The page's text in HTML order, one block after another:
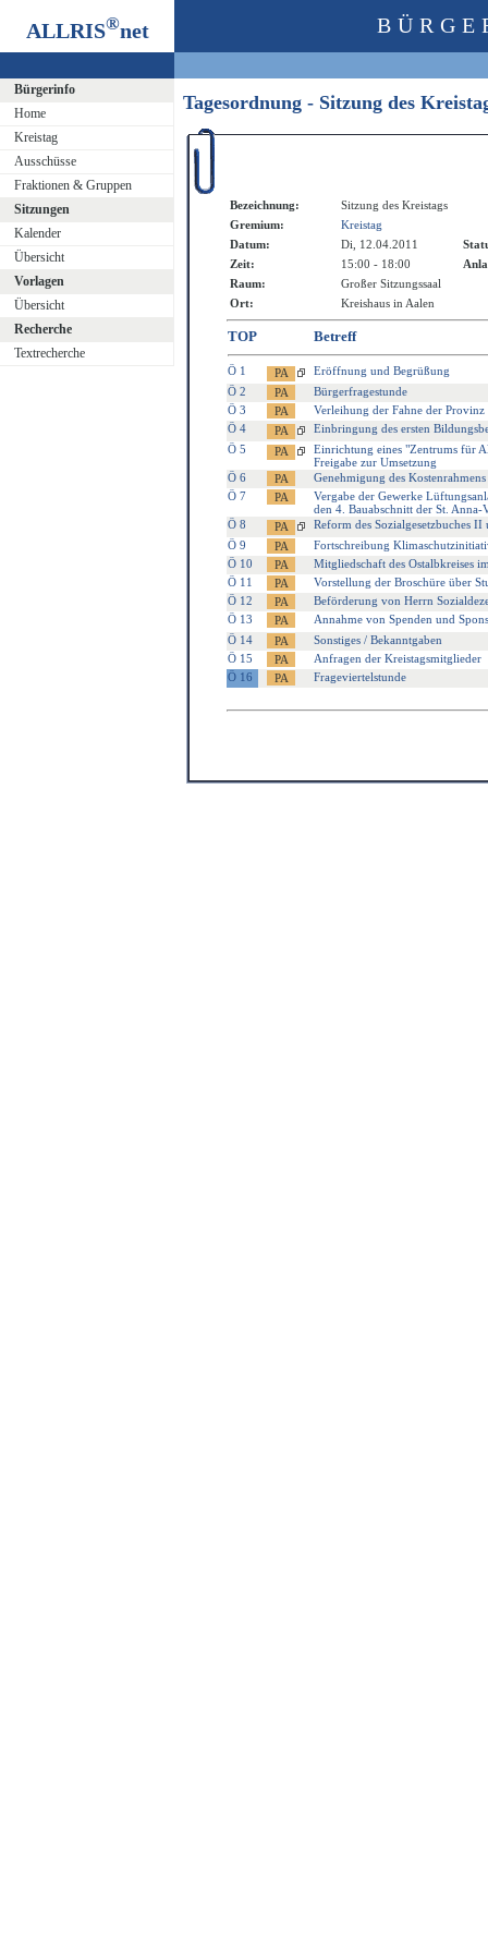
ALLRIS®net
Bürgerinfo
Home
Kreistag
Ausschüsse
Fraktionen & Gruppen
Sitzungen
Kalender
Übersicht
Vorlagen
Übersicht
Recherche
Textrecherche
Tagesordnung - Sitzung des
Bezeichnung:
Sitzung des Kreistags
Gremium:
Kreistag
Datum:
Di, 12.04.2011
Zeit:
15:00 - 18:00
Raum:
Großer Sitzungssaal
Ort:
Kreishaus in Aalen
TOP Betreff
Ö 1
Eröffnung und Begrüßung
Ö 2
Bürgerfragestunde
Ö 3
Verleihung der Fahne der Provinz
Ö 4
Einbringung des ersten
Ö 5
Einrichtung eines "Zentrums für
Freigabe zur Umsetzung
Ö 6
Genehmigung des
Ö 7
Vergabe der Gewerke
den 4. Bauabschnitt der St.
Ö 8
Reform des Sozialgesetzbuches
Ö 9
Fortschreibung
Ö 10
Mitgliedschaft des Ostalbkreises
Ö 11
Vorstellung der Broschüre über
Ö 12
Beförderung von Herrn
Ö 13
Annahme von Spenden und
Ö 14
Sonstiges / Bekanntgaben
Ö 15
Anfragen der Kreistagsmitglieder
Ö 16
Frageviertelstunde